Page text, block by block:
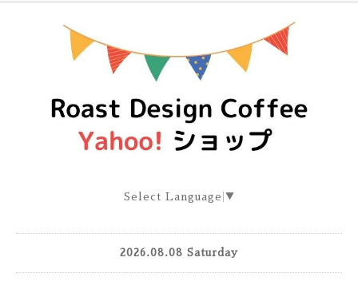
Select Language ▼
2026.08.08 Saturday